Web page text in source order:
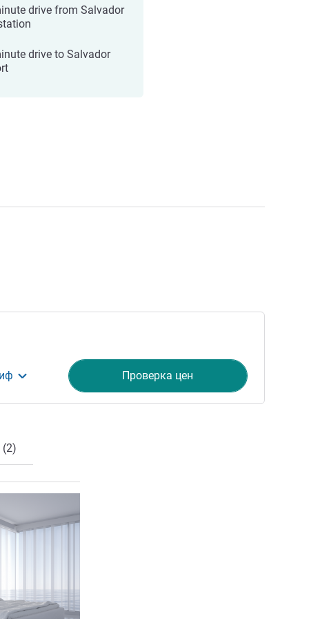
drive from Salvador
drive to Salvador
Проверка цен